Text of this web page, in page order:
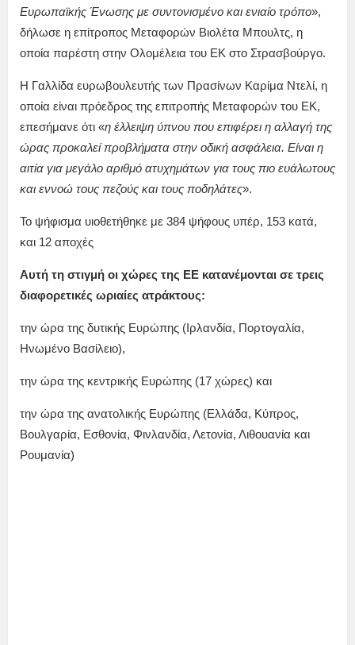
Ευρωπαϊκής Ένωσης με συντονισμένο και ενιαίο τρόπο»,
δήλωσε η επίτροπος Μεταφορών Βιολέτα Μπουλτς, η
οποία παρέστη στην Ολομέλεια του ΕΚ στο Στρασβούργο.
Η Γαλλίδα ευρωβουλευτής των Πρασίνων Καρίμα Ντελί, η
οποία είναι πρόεδρος της επιτροπής Μεταφορών του ΕΚ,
επεσήμανε ότι «η έλλειψη ύπνου που επιφέρει η αλλαγή της
ώρας προκαλεί προβλήματα στην οδική ασφάλεια. Είναι η
αιτία για μεγάλο αριθμό ατυχημάτων για τους πιο ευάλωτους
και εννοώ τους πεζούς και τους ποδηλάτες».
Το ψήφισμα υιοθετήθηκε με 384 ψήφους υπέρ, 153 κατά,
και 12 αποχές
Αυτή τη στιγμή οι χώρες της ΕΕ κατανέμονται σε τρεις
διαφορετικές ωριαίες ατράκτους:
την ώρα της δυτικής Ευρώπης (Ιρλανδία, Πορτογαλία,
Ηνωμένο Βασίλειο),
την ώρα της κεντρικής Ευρώπης (17 χώρες) και
την ώρα της ανατολικής Ευρώπης (Ελλάδα, Κύπρος,
Βουλγαρία, Εσθονία, Φινλανδία, Λετονία, Λιθουανία και
Ρουμανία)